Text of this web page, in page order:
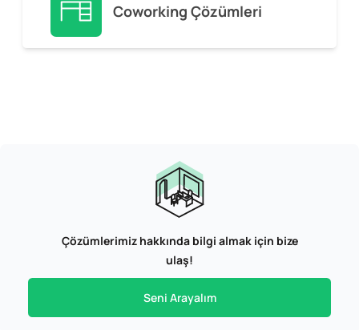
Coworking Çözümleri
Çözümlerimiz hakkında bilgi almak için bize
ulaş!
Seni Arayalım